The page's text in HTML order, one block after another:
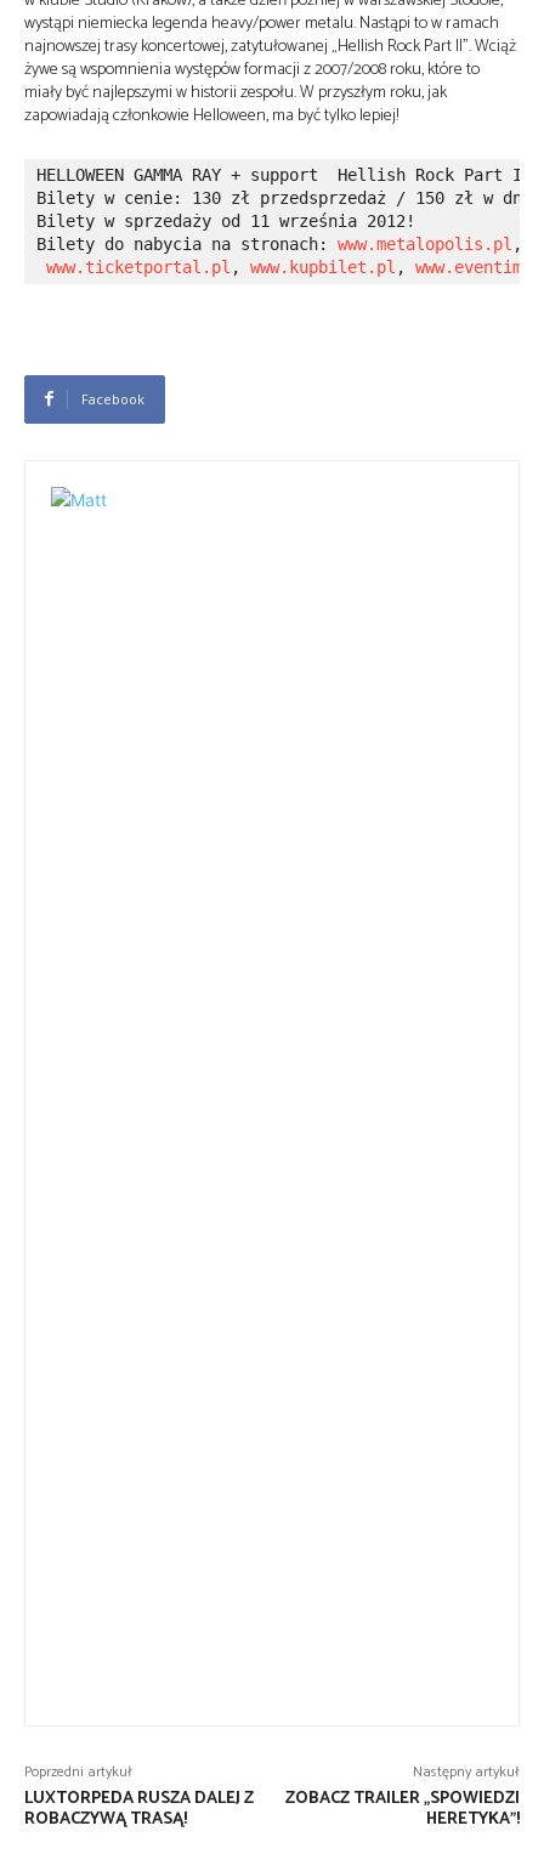
wystąpi niemiecka legenda heavy/power metalu. Nastąpi to w ramach
najnowszej trasy koncertowej, zatytułowanej „Hellish Rock Part II”. Wciąż
żywe są wspomnienia występów formacji z 2007/2008 roku, które to
miały być najlepszymi w historii zespołu. W przyszłym roku, jak
zapowiadają członkowie Helloween, ma być tylko lepiej!
HELLOWEEN GAMMA RAY + support  Hellish Rock
Bilety w cenie: 130 zł przedsprzedaż / 150 zł w
Bilety w sprzedaży od 11 września 2012!
Bilety do nabycia na stronach: www.metalopolis.pl ,
www.ticketportal.pl , www.kupbilet.pl ,
Facebook
Poprzedni artykuł
LUXTORPEDA RUSZA DALEJ Z
ROBACZYWĄ TRASĄ!
Następny artykuł
ZOBACZ TRAILER „SPOWIEDZI
HERETYKA”!